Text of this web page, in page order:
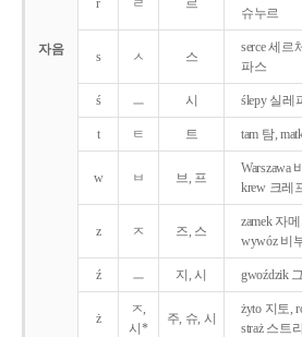
자음
r ㄹ 르
슈누르
s ㅅ 스
serce 세르
파스
ś ㅡ 시 ślepy 실레
t ㅌ 트 tam 탐,
w ㅂ 브, 프
Warszawa
krew 크레
z ㅈ 즈, 스
zamek 자
wywóz 비
ź ㅡ 지, 시 gwoździk
ż
ㅈ,
시*
주, 슈, 시
żyto 지토,
straż 스트